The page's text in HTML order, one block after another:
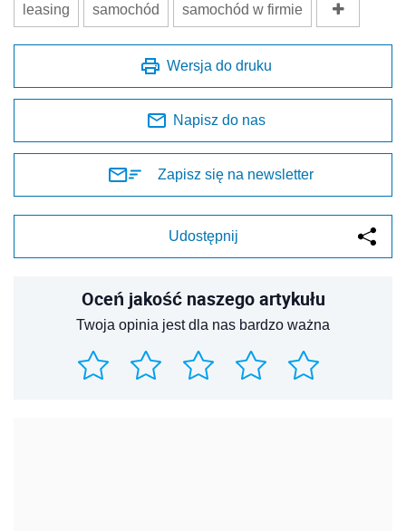
leasing samochód samochód w firmie
Wersja do druku
Napisz do nas
Zapisz się na newsletter
Udostępnij
Oceń jakość naszego artykułu
Twoja opinia jest dla nas bardzo ważna